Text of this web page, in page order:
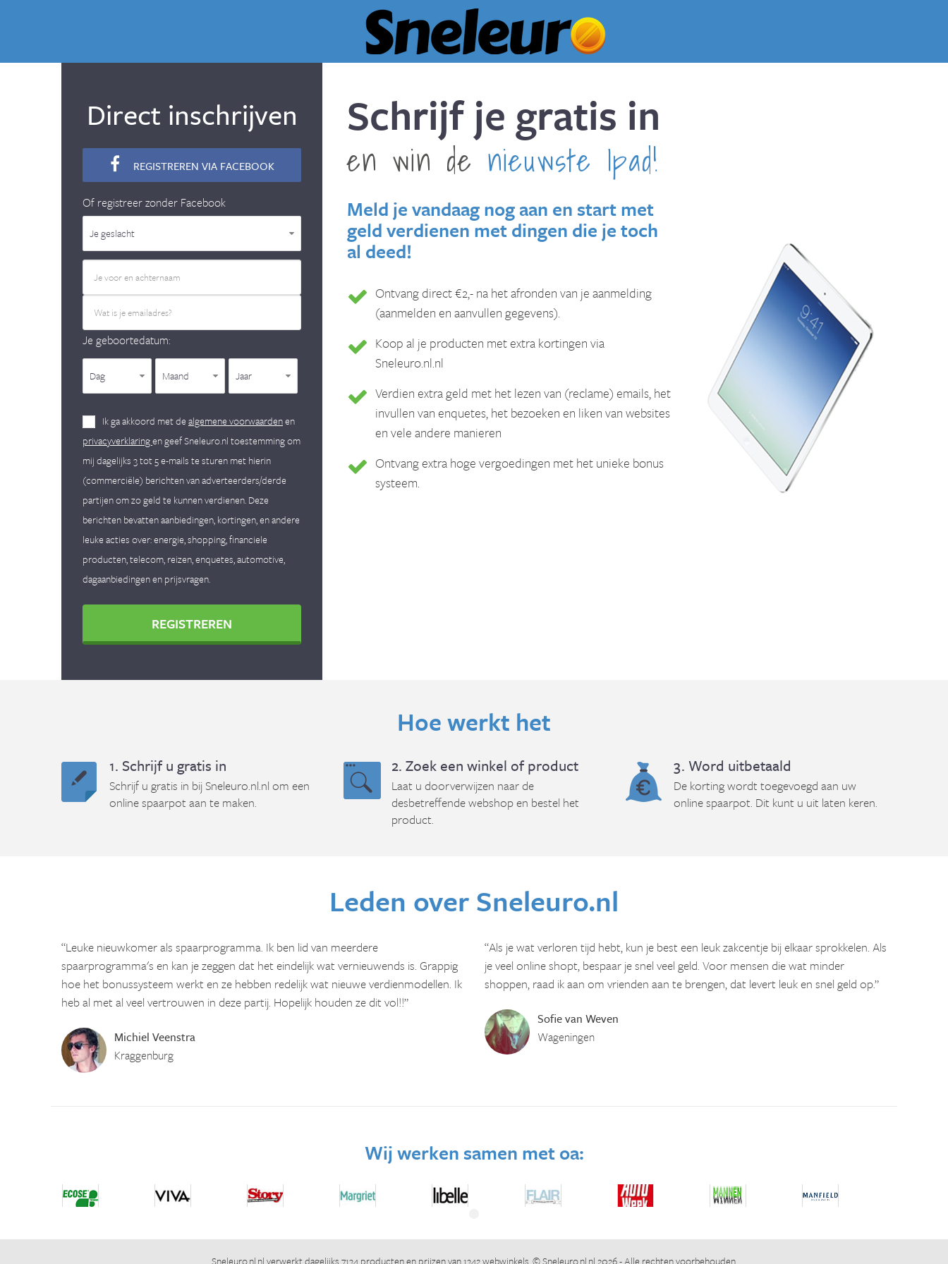
Direct inschrijven
REGISTREREN VIA FACEBOOK
Of registreer zonder Facebook
Je geslacht
Je geboortedatum:
Dag Maand Jaar
Ik ga akkoord met dealgemene voorwaardenen
privacyverklaringen geef Sneleuro.nl toestemming om
mij dagelijks 3 tot 5 e-mails te sturen met hierin
(commerciële) berichten van adverteerders/derde
partijen om zo geld te kunnen verdienen. Deze
berichten bevatten aanbiedingen, kortingen, en andere
leuke acties over: energie, shopping, financiele
producten, telecom, reizen, enquetes, automotive,
dagaanbiedingen en prijsvragen.
REGISTREREN
Schrijf je gratis in
en win de nieuwste Ipad!
Meld je vandaag nog aan en start met
geld verdienen met dingen die je toch
al deed!
Ontvang direct €2,- na het afronden van je aanmelding
(aanmelden en aanvullen gegevens).
Koop al je producten met extra kortingen via
Sneleuro.nl.nl
Verdien extra geld met het lezen van (reclame) emails, het
invullen van enquetes, het bezoeken en liken van websites
en vele andere manieren
Ontvang extra hoge vergoedingen met het unieke bonus
systeem.
Hoe werkt het
1. Schrijf u gratis in
Schrijf u gratis in bij Sneleuro.nl.nl om een
online spaarpot aan te maken.
2. Zoek een winkel of product
Laat u doorverwijzen naar de
desbetreffende webshop en bestel het
product.
3. Word uitbetaald
De korting wordt toegevoegd aan uw
online spaarpot. Dit kunt u uit laten keren.
Leden over Sneleuro.nl
“Leuke nieuwkomer als spaarprogramma. Ik ben lid van meerdere
spaarprogramma's en kan je zeggen dat het eindelijk wat vernieuwends is. Grappig
hoe het bonussysteem werkt en ze hebben redelijk wat nieuwe verdienmodellen. Ik
heb al met al veel vertrouwen in deze partij. Hopelijk houden ze dit vol!!”
Michiel Veenstra
Kraggenburg
“Als je wat verloren tijd hebt, kun je best een leuk zakcentje bij elkaar sprokkelen. Als
je veel online shopt, bespaar je snel veel geld. Voor mensen die wat minder
shoppen, raad ik aan om vrienden aan te brengen, dat levert leuk en snel geld op.”
Sofie van Weven
Wageningen
Wij werken samen met oa:
Sneleuro.nl.nlverwerkt dagelijks 7134 producten en prijzen van 1342 webwinkels. ©Sneleuro.nl.nl2026 - Alle rechten voorbehouden.